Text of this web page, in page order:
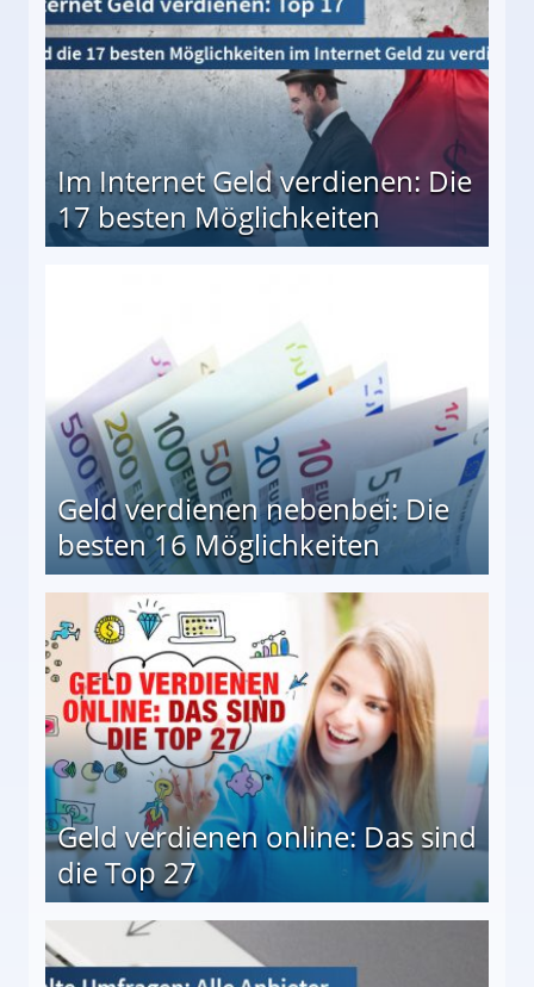
Im Internet Geld verdienen: Die
17 besten Möglichkeiten
Geld verdienen nebenbei: Die
besten 16 Möglichkeiten
Geld verdienen online: Das sind
die Top 27